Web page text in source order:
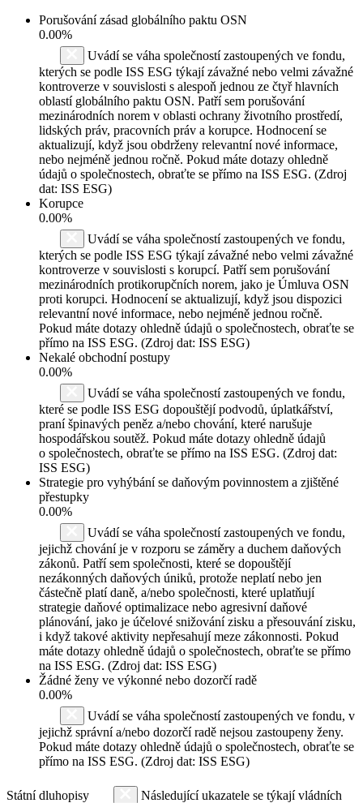
Porušování zásad globálního paktu OSN
0.00%
Uvádí se váha společností zastoupených ve fondu,
kterých se podle ISS ESG týkají závažné nebo velmi závažné
kontroverze v souvislosti s alespoň jednou ze čtyř hlavních
oblastí globálního paktu OSN. Patří sem porušování
mezinárodních norem v oblasti ochrany životního prostředí,
lidských práv, pracovních práv a korupce. Hodnocení se
aktualizují, když jsou obdrženy relevantní nové informace,
nebo nejméně jednou ročně. Pokud máte dotazy ohledně
údajů o společnostech, obraťte se přímo na ISS ESG. (Zdroj
dat: ISS ESG)
Korupce
0.00%
Uvádí se váha společností zastoupených ve fondu,
kterých se podle ISS ESG týkají závažné nebo velmi závažné
kontroverze v souvislosti s korupcí. Patří sem porušování
mezinárodních protikorupčních norem, jako je Úmluva OSN
proti korupci. Hodnocení se aktualizují, když jsou dispozici
relevantní nové informace, nebo nejméně jednou ročně.
Pokud máte dotazy ohledně údajů o společnostech, obraťte se
přímo na ISS ESG. (Zdroj dat: ISS ESG)
Nekalé obchodní postupy
0.00%
Uvádí se váha společností zastoupených ve fondu,
které se podle ISS ESG dopouštějí podvodů, úplatkářství,
praní špinavých peněz a/nebo chování, které narušuje
hospodářskou soutěž. Pokud máte dotazy ohledně údajů
o společnostech, obraťte se přímo na ISS ESG. (Zdroj dat:
ISS ESG)
Strategie pro vyhýbání se daňovým povinnostem a zjištěné
přestupky
0.00%
Uvádí se váha společností zastoupených ve fondu,
jejichž chování je v rozporu se záměry a duchem daňových
zákonů. Patří sem společnosti, které se dopouštějí
nezákonných daňových úniků, protože neplatí nebo jen
částečně platí daně, a/nebo společnosti, které uplatňují
strategie daňové optimalizace nebo agresivní daňové
plánování, jako je účelové snižování zisku a přesouvání zisku,
i když takové aktivity nepřesahují meze zákonnosti. Pokud
máte dotazy ohledně údajů o společnostech, obraťte se přímo
na ISS ESG. (Zdroj dat: ISS ESG)
Žádné ženy ve výkonné nebo dozorčí radě
0.00%
Uvádí se váha společností zastoupených ve fondu, v
jejichž správní a/nebo dozorčí radě nejsou zastoupeny ženy.
Pokud máte dotazy ohledně údajů o společnostech, obraťte se
přímo na ISS ESG. (Zdroj dat: ISS ESG)
Státní dluhopisy
Následující ukazatele se týkají vládních